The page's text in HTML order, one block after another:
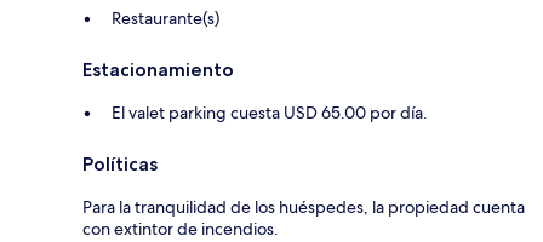
Restaurante(s)
Estacionamiento
El valet parking cuesta USD 65.00 por día.
Políticas
Para la tranquilidad de los huéspedes, la propiedad cuenta
con extintor de incendios.